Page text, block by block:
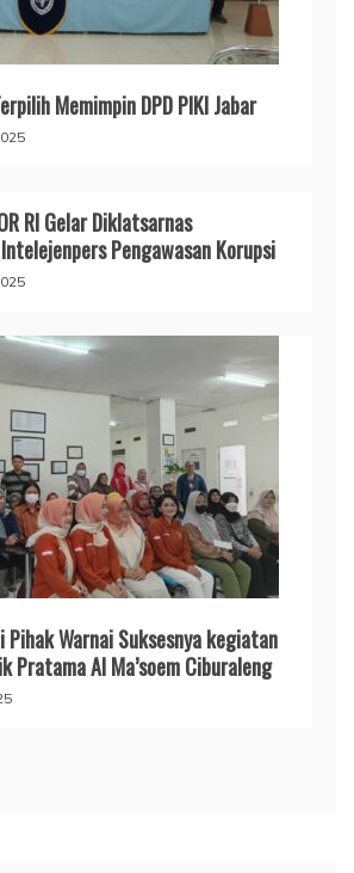
Memimpin DPD PIKI Jabar
RI Gelar Diklatsarnas
Pengawasan Korupsi
Pihak Warnai Suksesnya kegiatan
Pratama Al Ma’soem Ciburaleng